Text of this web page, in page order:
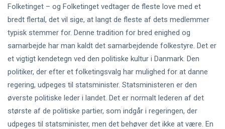
Folketinget – og Folketinget vedtager de fleste love med et
bredt flertal, det vil sige, at langt de fleste af dets medlemmer
typisk stemmer for. Denne tradition for bred enighed og
samarbejde har man kaldt det samarbejdende folkestyre. Det er
et vigtigt kendetegn ved den politiske kultur i Danmark. Den
politiker, der efter et folketingsvalg har mulighed for at danne
regering, udpeges til statsminister. Statsministeren er den
øverste politiske leder i landet. Det er normalt lederen af det
største af de politiske partier, som indgår i regeringen, der
udpeges til statsminister, men det behøver det ikke at være. En